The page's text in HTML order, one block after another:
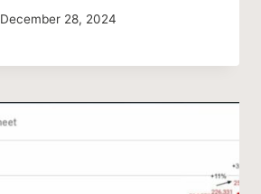
December 28, 2024